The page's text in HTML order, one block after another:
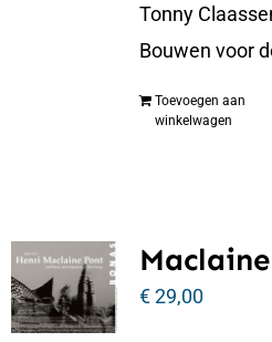
Tonny
Bouwen voor
Toevoegen aan
winkelwagen
€29,00